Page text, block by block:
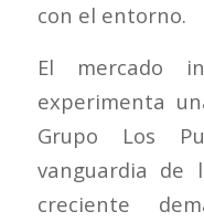
con el entorno.
El mercado
experimenta
Grupo Los
vanguardia de
creciente